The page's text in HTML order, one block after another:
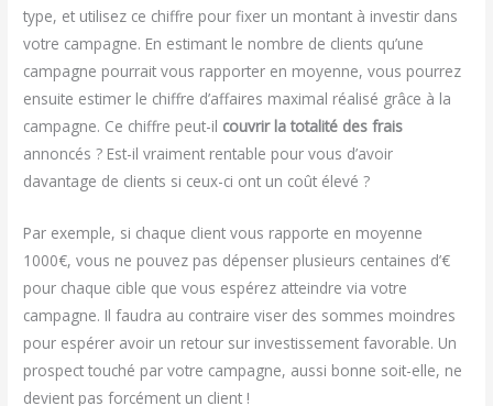
type, et utilisez ce chiffre pour fixer un montant à investir dans
votre campagne. En estimant le nombre de clients qu’une
campagne pourrait vous rapporter en moyenne, vous pourrez
ensuite estimer le chiffre d’affaires maximal réalisé grâce à la
campagne. Ce chiffre peut-il couvrir la totalité des frais
annoncés ? Est-il vraiment rentable pour vous d’avoir
davantage de clients si ceux-ci ont un coût élevé ?
Par exemple, si chaque client vous rapporte en moyenne
1000€, vous ne pouvez pas dépenser plusieurs centaines d’€
pour chaque cible que vous espérez atteindre via votre
campagne. Il faudra au contraire viser des sommes moindres
pour espérer avoir un retour sur investissement favorable. Un
prospect touché par votre campagne, aussi bonne soit-elle, ne
devient pas forcément un client !